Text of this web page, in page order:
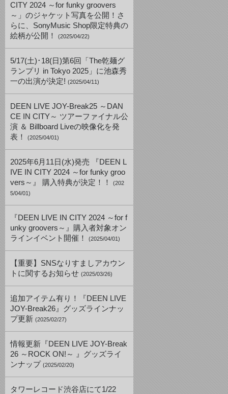
CITY 2024 ～for funky groovers
～」のジャケット写真を公開！さ
らに、SonyMusic Shop限定特典の
絵柄が公開！
(2025/04/22)
5/17(土)･18(日)第6回「The乾麺グ
ランプリ in Tokyo 2025」に池森秀
一の出演が決定! (2025/04/11)
DEEN LIVE JOY-Break25 ～DAN
CE IN CITY～ ツアーファイナル公
演 ＆ Billboard Liveの映像化を発
表！
(2025/04/01)
2025年6月11日(水)発売 『DEEN L
IVE IN CITY 2024 ～for funky groo
vers～』 購入特典が決定！！
(202
5/04/01)
『DEEN LIVE IN CITY 2024 ～for f
unky groovers～』購入者対象オン
ラインイベント開催！
(2025/04/01)
【重要】SNSなりすましアカウン
トに関するお知らせ (2025/03/26)
追加アイテム有り！『DEEN LIVE
JOY-Break26』グッズラインナッ
プ更新 (2025/02/27)
情報更新『DEEN LIVE JOY-Break
26 ～ROCK ON!～ 』グッズライ
ンナップ (2025/02/20)
タワーレコード渋谷店にて1/22